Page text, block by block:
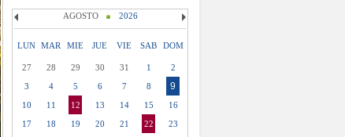
AGOSTO 2026
LUN MAR MIE JUE VIE SAB DOM
27 28 29 30 31 1
2
3
4 5 6 7 8 9
10 11 12 13 14 15
16
17
18 19 20 21 22
23